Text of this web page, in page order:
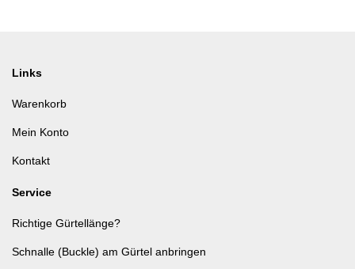
Links
Warenkorb
Mein Konto
Kontakt
Service
Richtige Gürtellänge?
Schnalle (Buckle) am Gürtel anbringen